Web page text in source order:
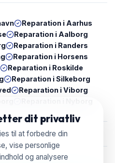
dit privatliv
til at forbedre din
vise personlige
og analysere
Reparation i Aarhus
Reparation i Aalborg
Reparation i Randers
Reparation i Horsens
Reparation i Roskilde
Reparation i Silkeborg
Reparation i Viborg